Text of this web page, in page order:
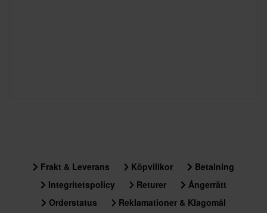
Frakt & Leverans Köpvillkor
Betalning
Integritetspolicy
Returer
Ångerrätt
Orderstatus
Reklamationer & Klagomål